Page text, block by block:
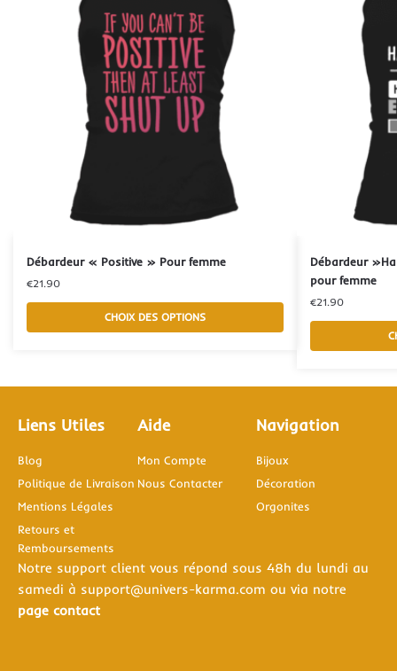
Débardeur « Positive » Pour femme
€21.90
CHOIX DES OPTIONS
Débardeur
pour femme
€21.90
Liens Utiles
Blog
Politique de Livraison
Mentions Légales
Retours et
Remboursements
Aide
Mon Compte
Nous Contacter
Navigation
Bijoux
Décoration
Orgonites
Notre support client vous répond sous 48h du lundi au
samedi à support@univers-karma.com ou via notre
page contact